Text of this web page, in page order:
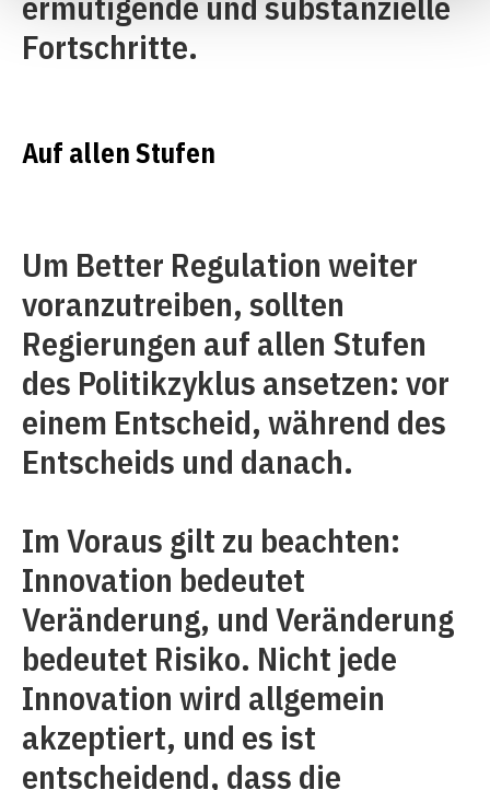
Fortschritte.
Auf allen Stufen
Um Better Regulation weiter
voranzutreiben, sollten
Regierungen auf allen Stufen
des Politikzyklus ansetzen: vor
einem Entscheid, während des
Entscheids und danach.
Im Voraus gilt zu beachten:
Innovation bedeutet
Veränderung, und Veränderung
bedeutet Risiko. Nicht jede
Innovation wird allgemein
akzeptiert, und es ist
entscheidend, dass die